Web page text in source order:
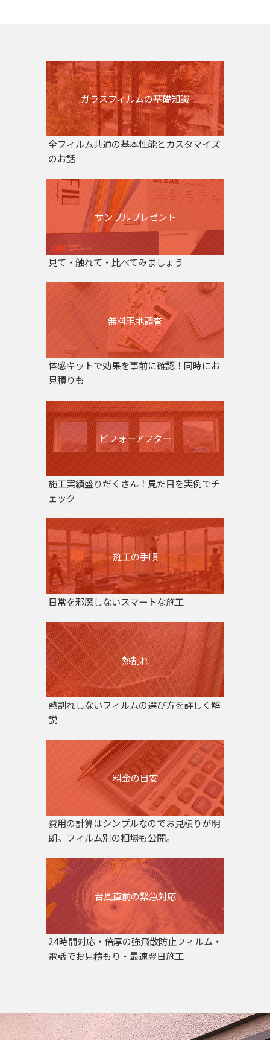
ガラスフィルムの基礎知識
全フィルム共通の基本性能とカスタマイズ
のお話
サンプルプレゼント
見て・触れて・比べてみましょう
無料現地調査
体感キットで効果を事前に確認！同時にお
見積りも
ビフォーアフター
施工実績盛りだくさん！見た目を実例でチ
ェック
施工の手順
日常を邪魔しないスマートな施工
熱割れ
熱割れしないフィルムの選び方を詳しく解
説
料金の目安
費用の計算はシンプルなのでお見積りが明
朗。フィルム別の相場も公開。
台風直前の緊急対応
24時間対応・倍厚の強飛散防止フィルム・
電話でお見積もり・最速翌日施工